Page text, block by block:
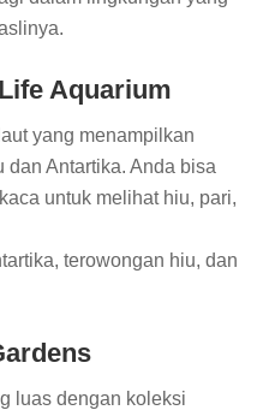
Aquarium
yang menampilkan
Antartika. Anda bisa
untuk melihat hiu, pari,
terowongan hiu, dan
luas dengan koleksi